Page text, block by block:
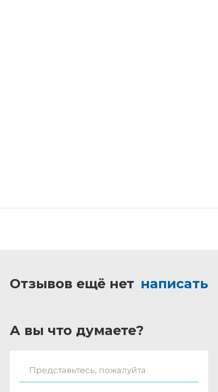
Отзывов ещё нет написать
А вы что думаете?